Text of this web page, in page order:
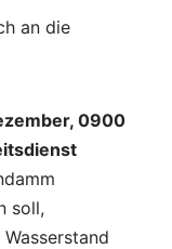
an die
0900
soll,